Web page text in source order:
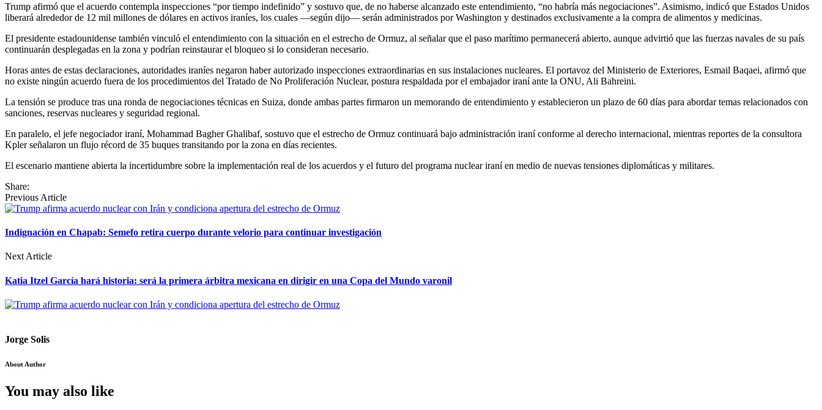
Trump afirmó que el acuerdo contempla inspecciones “por tiempo indefinido” y sostuvo que, de no haberse alcanzado este entendimiento, “no habría más negociaciones”. Asimismo, indicó que Estados Unidos
liberará alrededor de 12 mil millones de dólares en activos iraníes, los cuales —según dijo— serán administrados por Washington y destinados exclusivamente a la compra de alimentos y medicinas.
El presidente estadounidense también vinculó el entendimiento con la situación en el estrecho de Ormuz, al señalar que el paso marítimo permanecerá abierto, aunque advirtió que las fuerzas navales de su país
continuarán desplegadas en la zona y podrían reinstaurar el bloqueo si lo consideran necesario.
Horas antes de estas declaraciones, autoridades iraníes negaron haber autorizado inspecciones extraordinarias en sus instalaciones nucleares. El portavoz del Ministerio de Exteriores, Esmail Baqaei, afirmó que
no existe ningún acuerdo fuera de los procedimientos del Tratado de No Proliferación Nuclear, postura respaldada por el embajador iraní ante la ONU, Ali Bahreini.
La tensión se produce tras una ronda de negociaciones técnicas en Suiza, donde ambas partes firmaron un memorando de entendimiento y establecieron un plazo de 60 días para abordar temas relacionados con
sanciones, reservas nucleares y seguridad regional.
En paralelo, el jefe negociador iraní, Mohammad Bagher Ghalibaf, sostuvo que el estrecho de Ormuz continuará bajo administración iraní conforme al derecho internacional, mientras reportes de la consultora
Kpler señalaron un flujo récord de 35 buques transitando por la zona en días recientes.
El escenario mantiene abierta la incertidumbre sobre la implementación real de los acuerdos y el futuro del programa nuclear iraní en medio de nuevas tensiones diplomáticas y militares.
Share:
Previous Article
Indignación en Chapab: Semefo retira cuerpo durante velorio para continuar investigación
Next Article
Katia Itzel García hará historia: será la primera árbitra mexicana en dirigir en una Copa del Mundo varonil
Jorge Solis
About Author
You may also like